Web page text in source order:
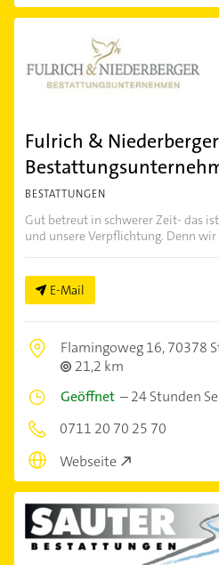
Fulrich &
BESTATTUNGEN
Gut betreut in schwerer Zeit- das
und unsere Verpflichtung. Denn wir
E-Mail
Flamingoweg 16,70378
21,2 km
Geöffnet –24 Stunden
0711 20 70 25 70
Webseite